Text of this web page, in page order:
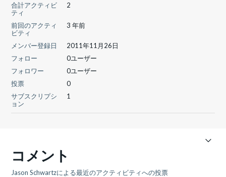
合計アクティビ
ティ
2
前回のアクティ
ビティ
3 年前
メンバー登録日
2011年11月26日
フォロー
0ユーザー
フォロワー
0ユーザー
投票
0
サブスクリプシ
ョン
1
コメント
Jason Schwartzによる最近のアクティビティへの投票